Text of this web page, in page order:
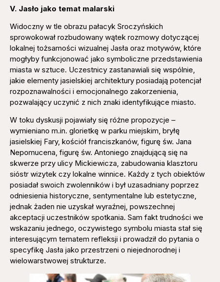
V. Jasło jako temat malarski
Widoczny w tle obrazu pałacyk Sroczyńskich
sprowokował rozbudowany wątek rozmowy dotyczącej
lokalnej tożsamości wizualnej Jasła oraz motywów, które
mogłyby funkcjonować jako symboliczne przedstawienia
miasta w sztuce. Uczestnicy zastanawiali się wspólnie,
jakie elementy jasielskiej architektury posiadają potencjał
rozpoznawalności i emocjonalnego zakorzenienia,
pozwalający uczynić z nich znaki identyfikujące miasto.
W toku dyskusji pojawiały się różne propozycje –
wymieniano m.in. glorietkę w parku miejskim, bryłę
jasielskiej Fary, kościół franciszkanów, figurę św. Jana
Nepomucena, figurę św. Antoniego znajdującą się na
skwerze przy ulicy Mickiewicza, zabudowania klasztoru
sióstr wizytek czy lokalne winnice. Każdy z tych obiektów
posiadał swoich zwolenników i był uzasadniany poprzez
odniesienia historyczne, sentymentalne lub estetyczne,
jednak żaden nie uzyskał wyraźnej, powszechnej
akceptacji uczestników spotkania. Sam fakt trudności we
wskazaniu jednego, oczywistego symbolu miasta stał się
interesującym tematem refleksji i prowadził do pytania o
specyfikę Jasła jako przestrzeni o niejednorodnej i
wielowarstwowej strukturze.